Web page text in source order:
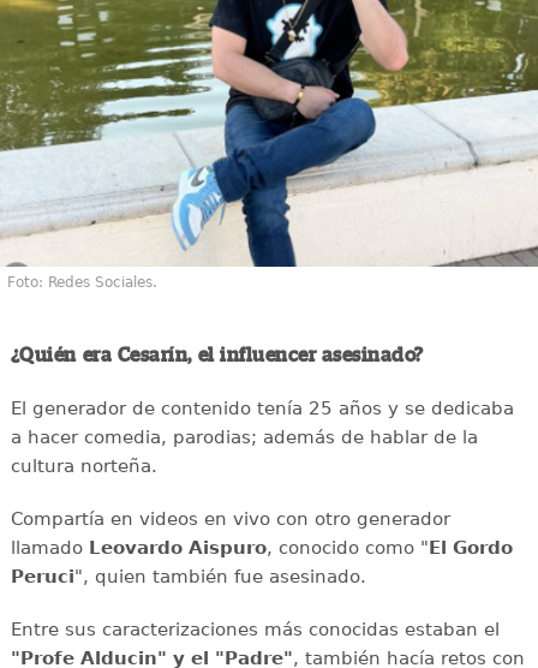
Foto: Redes Sociales.
¿Quién era Cesarín, el influencer asesinado?
El generador de contenido tenía 25 años y se dedicaba
a hacer comedia, parodias; además de hablar de la
cultura norteña.
Compartía en videos en vivo con otro generador
llamadoLeovardo Aispuro, conocido como "El Gordo
Peruci", quien también fue asesinado.
Entre sus caracterizaciones más conocidas estaban el
"Profe Alducin" y el "Padre", también hacía retos con